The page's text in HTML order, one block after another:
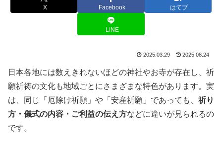
X Facebook はてブ
LINE
2025.03.29 2025.08.24
日本各地には数えきれないほどの神社やお寺が存在し、祈
願祈祷の文化も地域ごとにさまざまな特色があります。実
は、同じ「厄除け祈願」や「安産祈願」であっても、 祈り
方・儀式の内容・ご利益の伝え方などに違いが見られるの
です。